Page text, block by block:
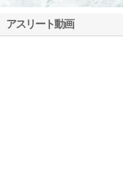
アスリート動画